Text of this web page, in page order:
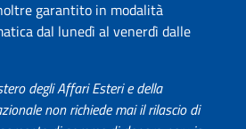
garantito in modalità
dal lunedì al venerdì dalle
degli Affari Esteri e della
non richiede mai il rilascio di